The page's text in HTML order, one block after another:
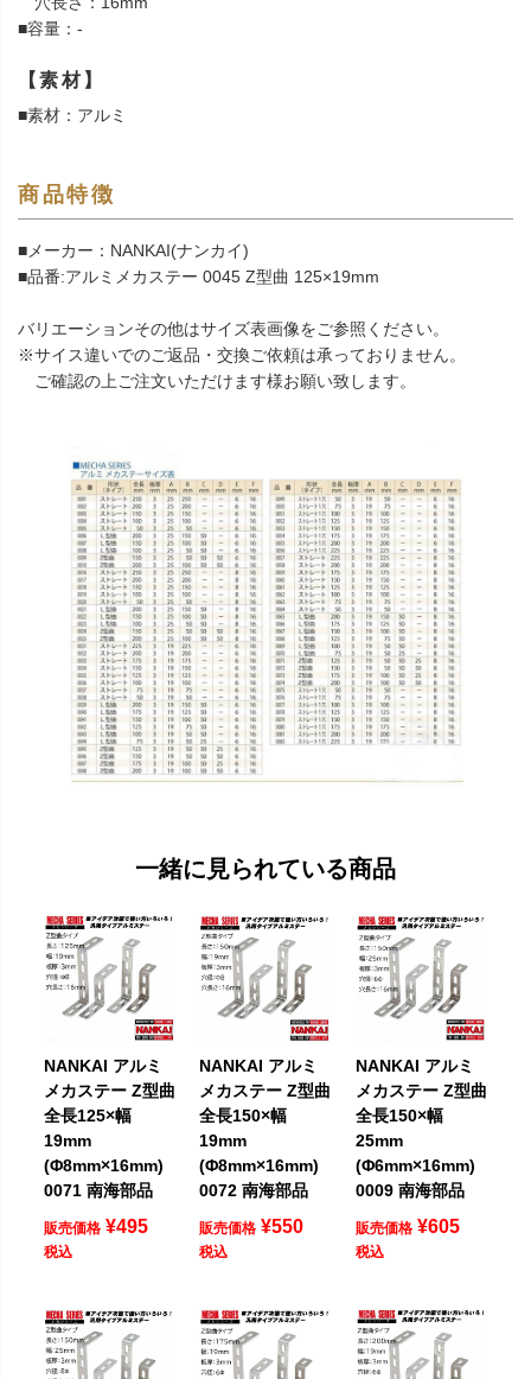
■容量：-
【素材】
■素材：アルミ
商品特徴
■メーカー：NANKAI(ナンカイ)
■品番:アルミメカステー 0045 Z型曲 125×19mm
バリエーションその他はサイズ表画像をご参照ください。
※サイス違いでのご返品・交換ご依頼は承っておりません。
ご確認の上ご注文いただけます様お願い致します。
一緒に見られている商品
NANKAI アルミ
メカステー Z型曲
全長125×幅
19mm
(Φ8mm×16mm)
0071 南海部品
販売価格 ¥495
税込
NANKAI アルミ
メカステー Z型曲
全長150×幅
19mm
(Φ8mm×16mm)
0072 南海部品
販売価格 ¥550
税込
NANKAI アルミ
メカステー Z型曲
全長150×幅
25mm
(Φ6mm×16mm)
0009 南海部品
販売価格 ¥605
税込